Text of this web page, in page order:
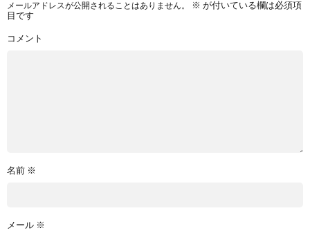
メールアドレスが公開されることはありません。 ※ が付いている欄は必須項
目です
コメント
名前 ※
メール ※